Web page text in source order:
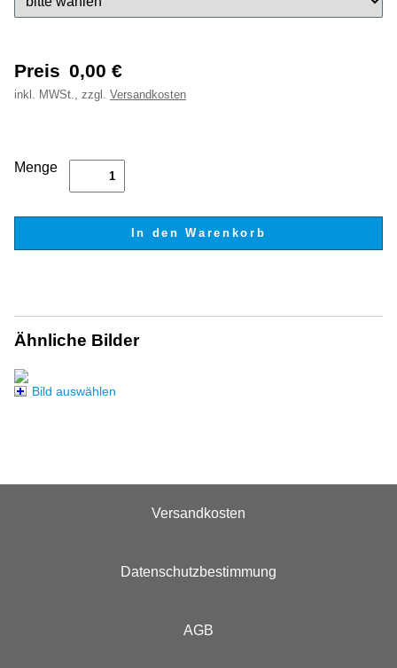
Preis 0,00 €
inkl. MWSt., zzgl. Versandkosten
Menge
Ähnliche Bilder
Bild auswählen
Versandkosten
Datenschutzbestimmung
AGB